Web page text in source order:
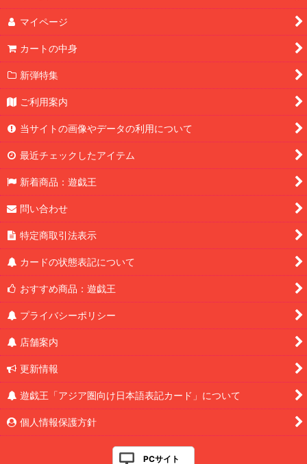
マイページ
カートの中身
新弾特集
ご利用案内
当サイトの画像やデータの利用について
最近チェックしたアイテム
新着商品：遊戯王
問い合わせ
特定商取引法表示
カードの状態表記について
おすすめ商品：遊戯王
プライバシーポリシー
店舗案内
更新情報
遊戯王「アジア圏向け日本語表記カード」について
個人情報保護方針
PCサイト